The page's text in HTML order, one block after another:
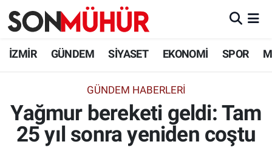
İZMİR GÜNDEM SİYASET EKONOMİ SPOR
GÜNDEM HABERLERI
Yağmur bereketi geldi: Tam
25 yıl sonra yeniden coştu
İzmir Nöbetçi Eczaneler
İzmir Namaz Vakitleri
İzmir Trafik Yoğunluk Haritası